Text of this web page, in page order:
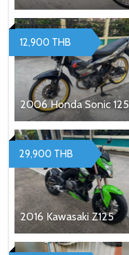
2006 Honda Sonic 125
12,900 THB
2016 Kawasaki Z125
29,900 THB